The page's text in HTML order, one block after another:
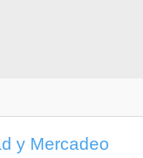
y Mercadeo